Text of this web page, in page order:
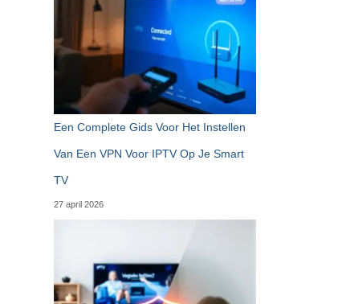
Een Complete Gids Voor Het Instellen
Van Een VPN Voor IPTV Op Je Smart
TV
27 april 2026